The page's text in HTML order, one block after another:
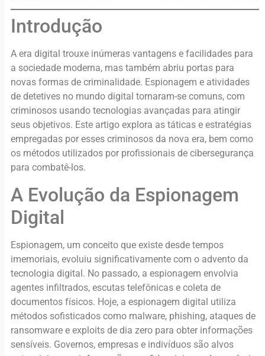
Introdução
A era digital trouxe inúmeras vantagens e facilidades para
a sociedade moderna, mas também abriu portas para
novas formas de criminalidade. Espionagem e atividades
de detetives no mundo digital tornaram-se comuns, com
criminosos usando tecnologias avançadas para atingir
seus objetivos. Este artigo explora as táticas e estratégias
empregadas por esses criminosos da nova era, bem como
os métodos utilizados por profissionais de cibersegurança
para combatê-los.
A Evolução da Espionagem
Digital
Espionagem, um conceito que existe desde tempos
imemoriais, evoluiu significativamente com o advento da
tecnologia digital. No passado, a espionagem envolvia
agentes infiltrados, escutas telefônicas e coleta de
documentos físicos. Hoje, a espionagem digital utiliza
métodos sofisticados como malware, phishing, ataques de
ransomware e exploits de dia zero para obter informações
sensíveis. Governos, empresas e indivíduos são alvos